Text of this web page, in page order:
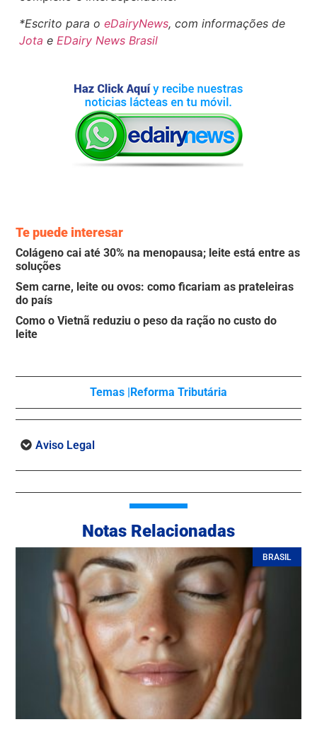
*Escrito para oeDairyNews, com informações de
JotaeEDairy News Brasil
Te puede interesar
Colágeno cai até 30% na menopausa; leite está entre as
soluções
Sem carne, leite ou ovos: como ficariam as prateleiras
do país
Como o Vietnã reduziu o peso da ração no custo do
leite
Temas | Reforma Tributária
Aviso Legal
Notas Relacionadas
BRASIL